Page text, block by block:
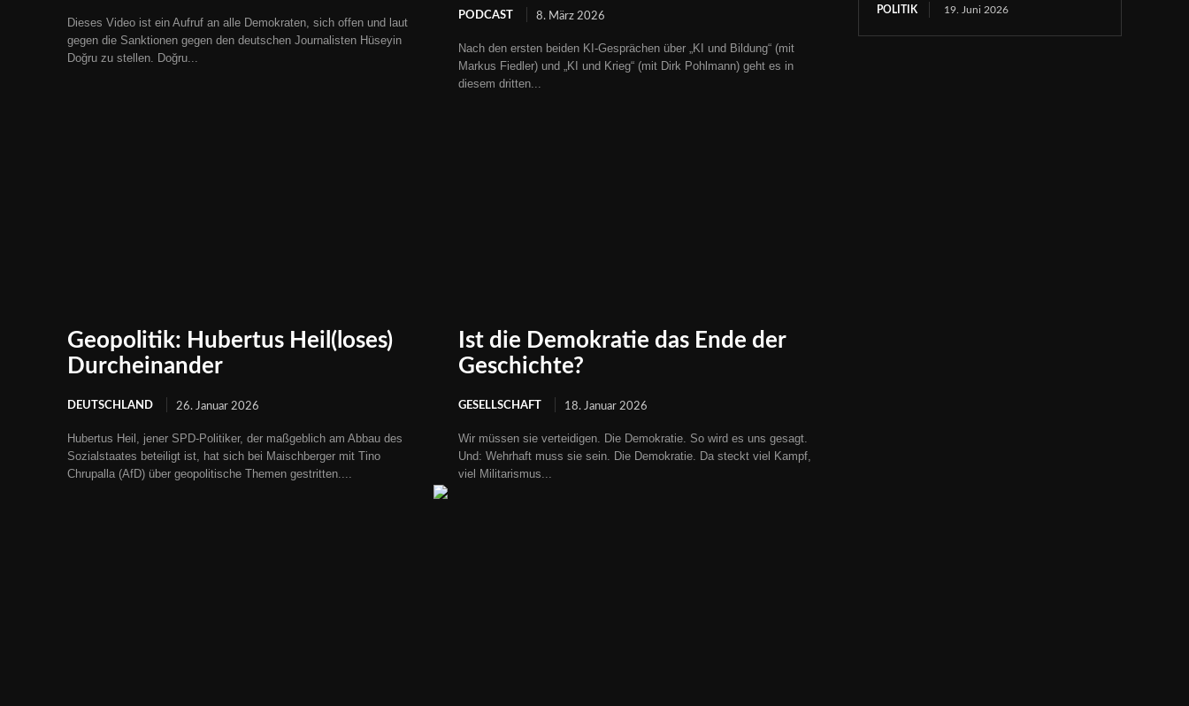
Dieses Video ist ein Aufruf an alle Demokraten, sich offen und laut
gegen die Sanktionen gegen den deutschen Journalisten Hüseyin
Doğru zu stellen. Doğru...
PODCAST 8. März 2026
Nach den ersten beiden KI-Gesprächen über „KI und Bildung“ (mit
Markus Fiedler) und „KI und Krieg“ (mit Dirk Pohlmann) geht es in
diesem dritten...
Geopolitik: Hubertus Heil(loses)
Durcheinander
DEUTSCHLAND 26. Januar 2026
Hubertus Heil, jener SPD-Politiker, der maßgeblich am Abbau des
Sozialstaates beteiligt ist, hat sich bei Maischberger mit Tino
Chrupalla (AfD) über geopolitische Themen gestritten....
Ist die Demokratie das Ende der
Geschichte?
GESELLSCHAFT 18. Januar 2026
Wir müssen sie verteidigen. Die Demokratie. So wird es uns gesagt.
Und: Wehrhaft muss sie sein. Die Demokratie. Da steckt viel Kampf,
viel Militarismus...
POLITIK 19. Juni 2026